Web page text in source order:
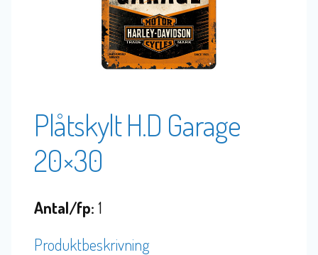
Plåtskylt H.D Garage
20×30
Antal/fp: 1
Produktbeskrivning